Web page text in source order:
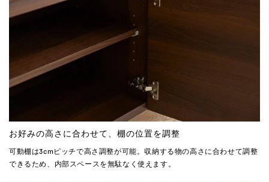
お好みの高さに合わせて、棚の位置を調整
可動棚は3cmピッチで高さ調整が可能。収納する物の高さに合わせて調整
できるため、内部スペースを無駄なく使えます。